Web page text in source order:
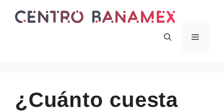
Menu
¿Cuánto cuesta